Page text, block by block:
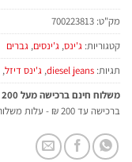
מק"ט: 700223813
קטגוריות: ג'ינס, ג'ינסים, גברים
תגיות: diesel jeans
, ג'ינס דיזל,
משלוח חינם ברכישה מעל 200 ₪
ברכישה עד 200 ₪ - עלות משלוח 20 ₪.